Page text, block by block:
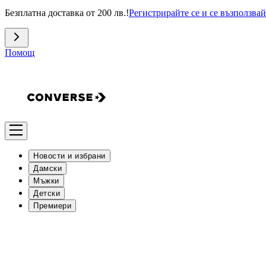
Безплатна доставка от 200 лв.!Регистрирайте се и се
Помощ
Новости и избрани
Дамски
Мъжки
Детски
Премиери